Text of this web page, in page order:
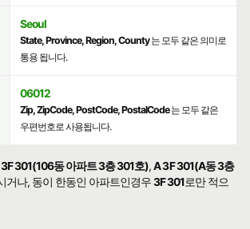
Seoul
State, Province, Region, County는 모두 같은 의미로
통용 됩니다.
06012
Zip, ZipCode, PostCode, PostalCode는 모두 같은
우편번호로 사용됩니다.
301(106동 아파트 3층 301호),A 3F 301(A동 3층
거나, 동이 한동인 아파트인경우3F 301로만 적으